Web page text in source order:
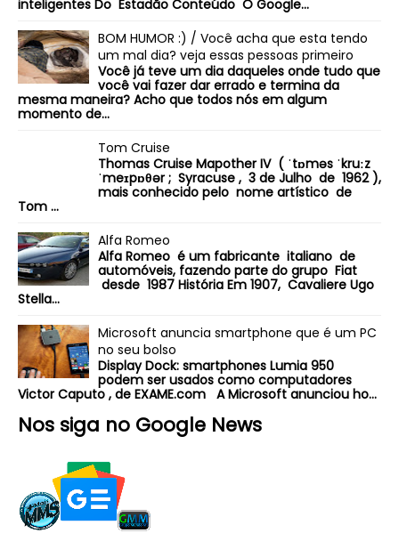
inteligentes Do Estadão Conteúdo O Google...
BOM HUMOR :) / Você acha que esta tendo
um mal dia? veja essas pessoas primeiro
Você já teve um dia daqueles onde tudo que
você vai fazer dar errado e termina da
mesma maneira? Acho que todos nós em algum
momento de...
Tom Cruise
Thomas Cruise Mapother IV ( ˈtɒməs ˈkruːz
ˈmeɪpɒθər ; Syracuse , 3 de Julho de 1962 ),
mais conhecido pelo nome artístico de
Tom ...
Alfa Romeo
Alfa Romeo é um fabricante italiano de
automóveis, fazendo parte do grupo Fiat
desde 1987 História Em 1907, Cavaliere Ugo
Stella...
Microsoft anuncia smartphone que é um PC
no seu bolso
Display Dock: smartphones Lumia 950
podem ser usados como computadores
Victor Caputo , de EXAME.com A Microsoft anunciou ho...
Nos siga no Google News